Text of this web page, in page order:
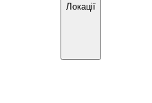
Локації